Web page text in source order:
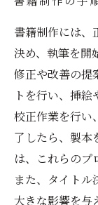
書籍制作には、
決め、執筆を開
修正や改善の提
トを行い、挿絵
校正作業を行い
了したら、製本
は、これらのプ
また、タイトル
大きな影響を与